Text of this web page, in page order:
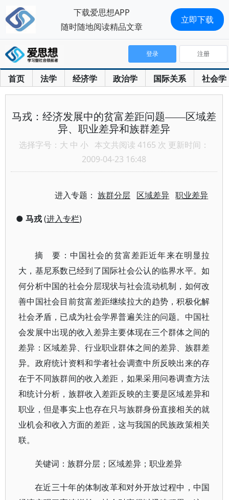
首页 法学 经济学 政治学 国际关系 社会学
登录 注册
马戎：经济发展中的贫富差距问题——区域差
异、职业差异和族群差异
选择字号： 大 中 小 本文共阅读 4165 次 更新时间：
2009-04-23 16:48
进入专题：族群分层 区域差异 职业差异
● 马戎(进入专栏)
摘 要：中国社会的贫富差距近年来在明显拉
大，基尼系数已经到了国际社会公认的临界水平。如
何分析中国的社会分层现状与社会流动机制，如何改
善中国社会目前贫富差距继续拉大的趋势，积极化解
社会矛盾，已成为社会学界普遍关注的问题。中国社
会发展中出现的收入差异主要体现在三个群体之间的
差异：区域差异、行业职业群体之间的差异、族群差
异。政府统计资料和学者社会调查中所反映出来的存
在于不同族群间的收入差距，如果采用问卷调查方法
和统计分析，族群收入差距反映的主要是区域差异和
职业，但是事实上也存在只与族群身份直接相关的就
业机会和收入方面的差距，这与我国的民族政策相关
联。
关键词：族群分层；区域差异；职业差异
在近三十年的体制改革和对外开放过程中，中国
下载爱思想APP
随时随地阅读精品文章
立即下载